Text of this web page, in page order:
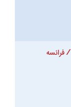
/ فرانسه